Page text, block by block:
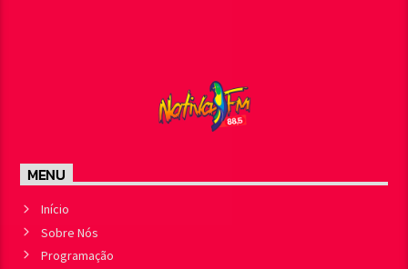
MENU
Início
Sobre Nós
Programação